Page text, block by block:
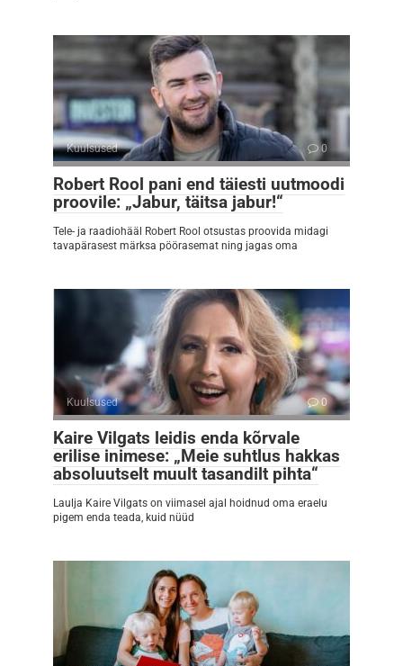
Kuulsused 0
Robert Rool pani end täiesti uutmoodi
proovile: „Jabur, täitsa jabur!“
Tele- ja raadiohääl Robert Rool otsustas proovida midagi
tavapärasest märksa pöörasemat ning jagas oma
Kuulsused 0
Kaire Vilgats leidis enda kõrvale
erilise inimese: „Meie suhtlus hakkas
absoluutselt muult tasandilt pihta“
Laulja Kaire Vilgats on viimasel ajal hoidnud oma eraelu
pigem enda teada, kuid nüüd